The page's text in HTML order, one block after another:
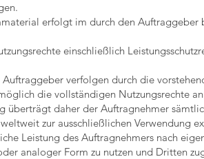
erfolgt im durch den Auftraggeber
einschließlich
verfolgen durch die
die vollständigen Nutzungsrechte
überträgt daher der Auftragnehmer
zur ausschließlichen Verwendung
Leistung des Auftragnehmers nach
analoger Form zu nutzen und Dritten